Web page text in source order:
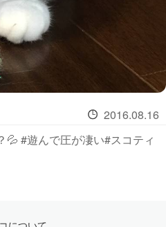
2016.08.16
#遊んで圧が凄い#スコティ